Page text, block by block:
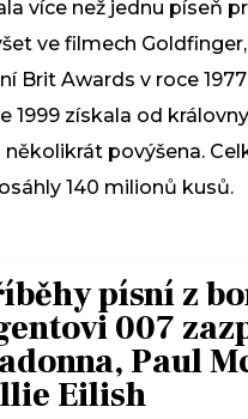
více než jednu píseň
ve filmech
Brit Awards v roce
1999 získala od
povýšena.
140 milionů kusů.
písní z
007
Paul
Eilish